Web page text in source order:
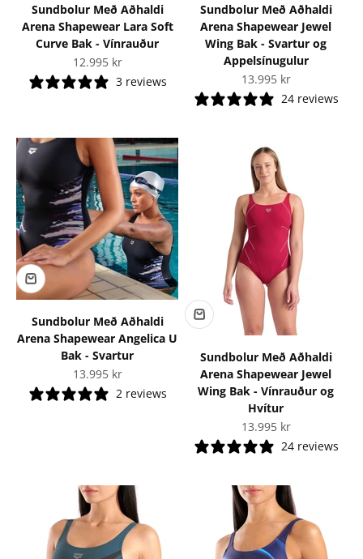
Sundbolur Með Aðhaldi
Arena Shapewear Lara Soft
Curve Bak - Vínrauður
Tilboðsverð
12.995 kr
3 reviews
Sundbolur Með Aðhaldi
Arena Shapewear Jewel
Wing Bak - Svartur og
Appelsínugulur
Tilboðsverð
13.995 kr
24 reviews
Sundbolur Með Aðhaldi
Arena Shapewear Angelica U
Bak - Svartur
Tilboðsverð
13.995 kr
2 reviews
Sundbolur Með Aðhaldi
Arena Shapewear Jewel
Wing Bak - Vínrauður og
Hvítur
Tilboðsverð
13.995 kr
24 reviews